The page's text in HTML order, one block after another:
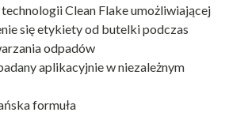
Clean Flake umożliwiającej
się etykiety od butelki podczas
odpadów
aplikacyjnie w niezależnym
formuła